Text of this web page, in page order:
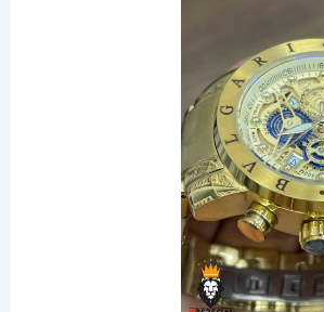
در حال پیشرفت صنعت مد بود ، ساکن شد.